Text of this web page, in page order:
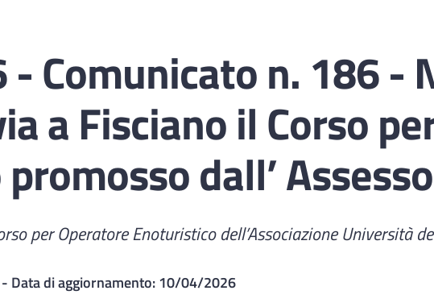
Comunicato n. 186 -
a Fisciano il Corso
dall’
per Operatore Enoturistico dell’Associazione Università
- Data di aggiornamento:10/04/2026